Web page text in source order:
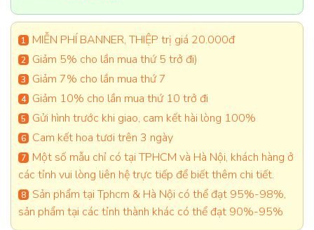
MIỄN PHÍ BANNER, THIỆP trị giá 20.000đ
Giảm 5% cho lần mua thứ 5 trở đi)
Giảm 7% cho lần mua thứ 7
Giảm 10% cho lần mua thứ 10 trở đi
Gửi hình trước khi giao, cam kết hài lòng 100%
Cam kết hoa tươi trên 3 ngày
Một số mẫu chỉ có tại TPHCM và Hà Nội, khách hàng ở
các tỉnh vui lòng liên hệ trực tiếp để biết thêm chi tiết.
Sản phẩm tại Tphcm & Hà Nội có thể đạt 95%-98%,
sản phẩm tại các tỉnh thành khác có thể đạt 90%-95%